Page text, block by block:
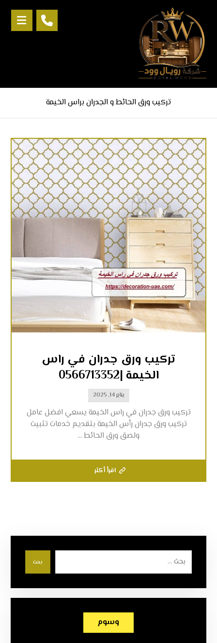
تركيب ورق الحائط و الجدران براس الخيمة
تركيب ورق جدران في راس
الخيمة |0566713352
يناير 14, 2025
تركيب ورق جدران في راس الخيمة يسعي افضل عامل
تركيب ورق جدران رأس الخيمة بتقديم خدمات تثبيت
ولصق ورق الحائط ...
اقرأ أكثر
بحث
وسوم